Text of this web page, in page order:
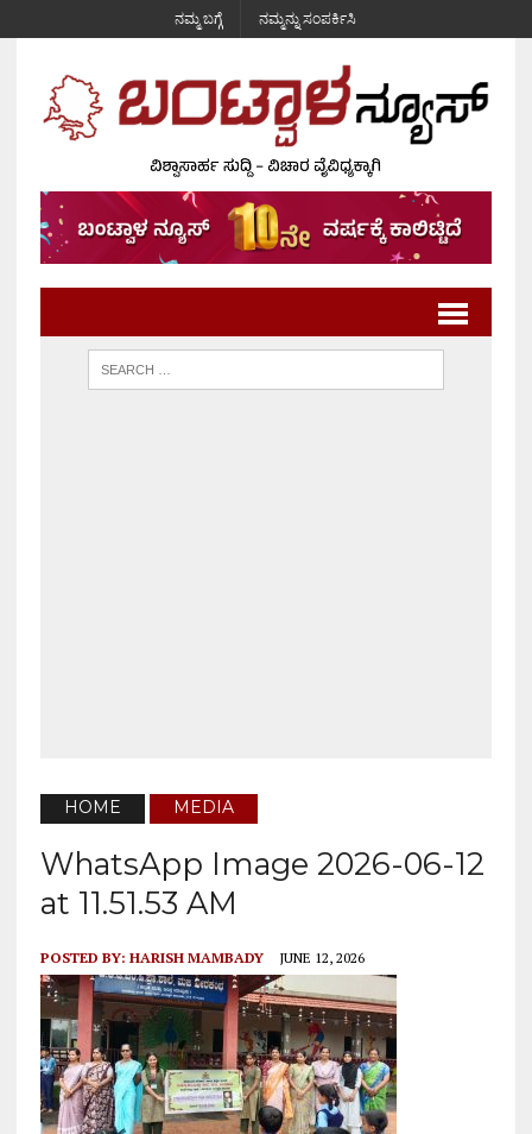
ನಮ್ಮ ಬಗ್ಗೆ ನಮ್ಮನ್ನು ಸಂಪರ್ಕಿಸಿ
HOME MEDIA
WhatsApp Image 2026-06-12
at 11.51.53 AM
POSTED BY: HARISH MAMBADY JUNE 12, 2026